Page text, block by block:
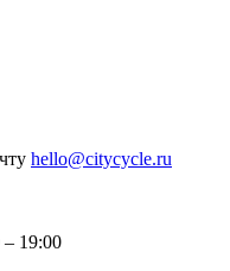
hello@citycycle.ru
19:00